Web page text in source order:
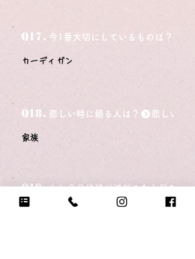
Q17. 今1番大切にしているものは？
カーディガン
Q18. 悲しい時に頼る人は？
家族
Q19. もし今日地球が滅びるなら何をする